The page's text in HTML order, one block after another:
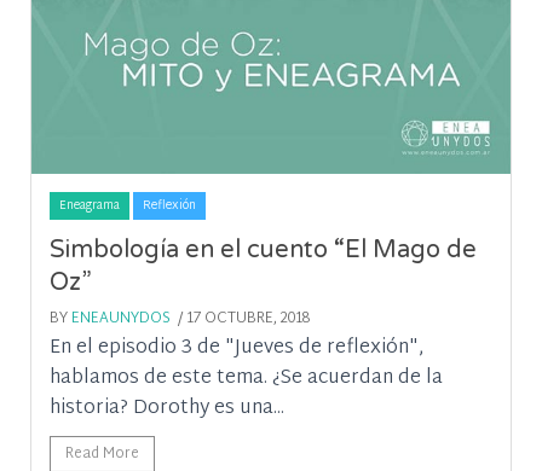
Eneagrama Reflexión
Simbología en el cuento “El Mago de
Oz”
BYENEAUNYDOS / 17 OCTUBRE, 2018
En el episodio 3 de "Jueves de reflexión",
hablamos de este tema. ¿Se acuerdan de la
historia? Dorothy es una...
Read More